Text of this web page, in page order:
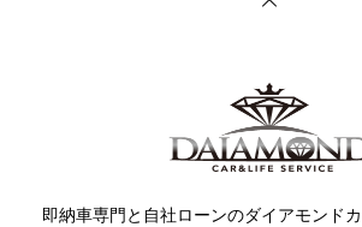
即納車専門と自社ローンのダイアモンド